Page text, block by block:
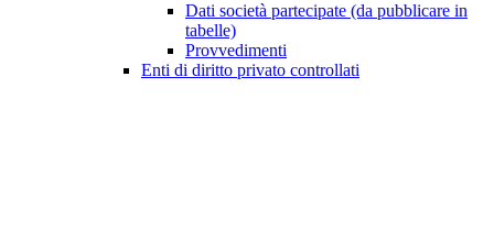
Dati società partecipate (da pubblicare in
tabelle)
Provvedimenti
Enti di diritto privato controllati